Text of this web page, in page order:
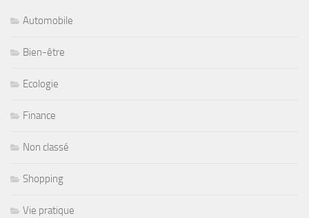
Automobile
Bien-être
Ecologie
Finance
Non classé
Shopping
Vie pratique